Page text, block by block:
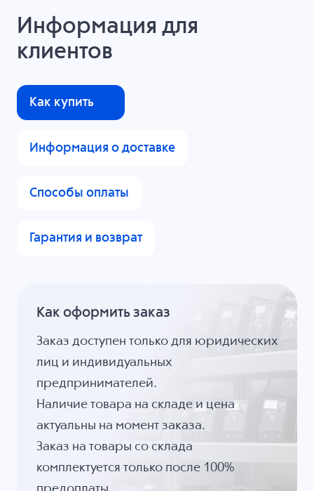
Информация для
клиентов
Как купить
Информация о доставке
Способы оплаты
Гарантия и возврат
Как оформить заказ
Заказ доступен только для юридических
лиц и индивидуальных
предпринимателей.
Наличие товара на складе и цена
актуальны на момент заказа.
Заказ на товары со склада
комплектуется только после 100%